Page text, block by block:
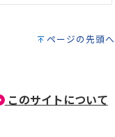
ページの先頭へ
このサイトについて